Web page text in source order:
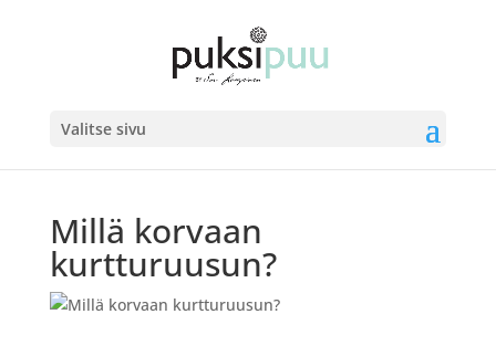
Valitse sivu
Millä korvaan
kurtturuusun?